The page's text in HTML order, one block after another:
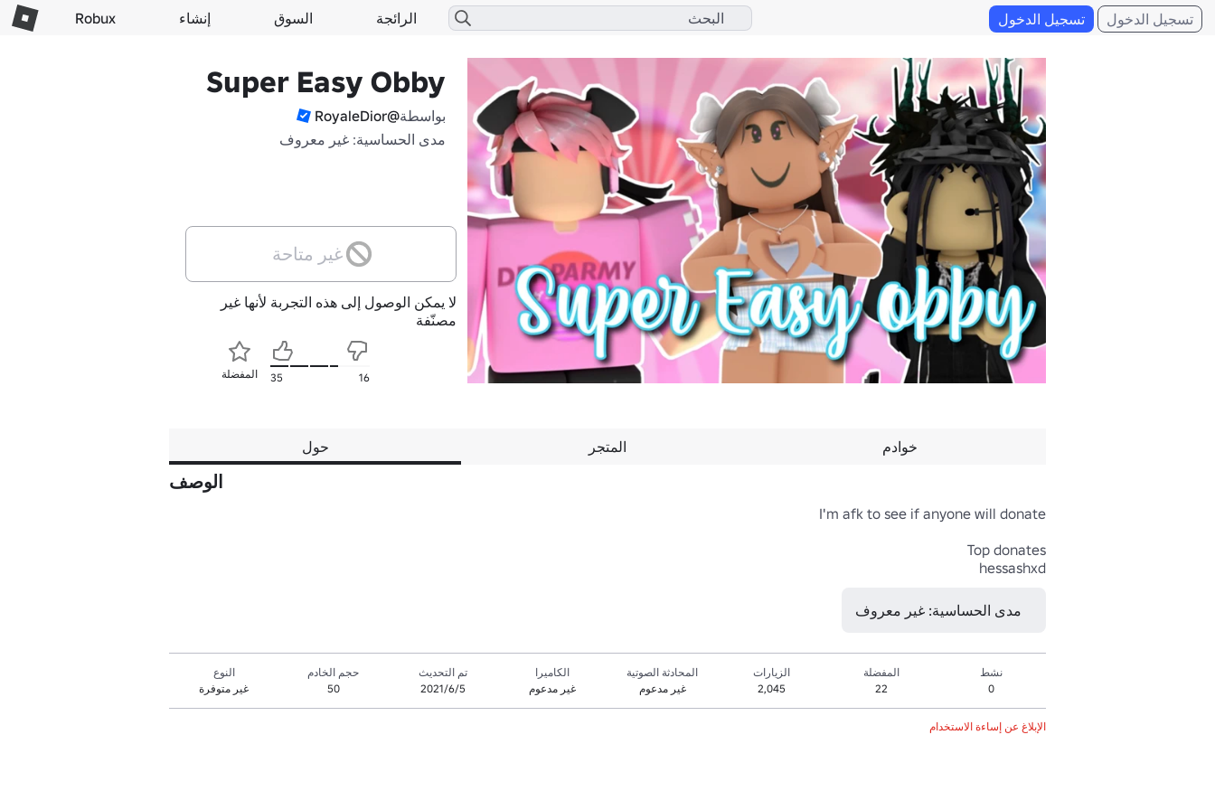
الرائجة السوق إنشاء Robux تسجيل الدخول تسجيل الدخول
Super Easy Obby
بواسطة@RoyaleDior
مدى الحساسية: غير معروف
غير متاحة
لا يمكن الوصول إلى هذه التجربة لأنها غير
مصنّفة
المفضلة 35 16
حول المتجر خوادم
الوصف
hessashxd
مدى الحساسية: غير معروف
نشط
0
المفضلة
22
الزيارات
2,045
المحادثة الصوتية
غير مدعوم
الكاميرا
غير مدعوم
تم التحديث
5‏/6‏/2021
حجم الخادم
50
النوع
غير متوفرة
الإبلاغ عن إساءة الاستخدام